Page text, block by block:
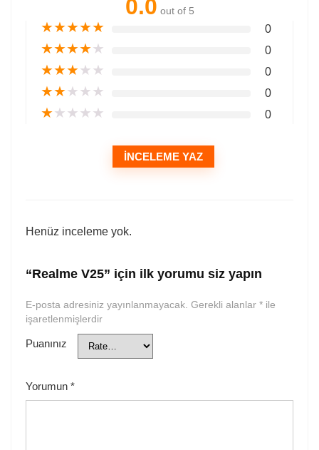
0.0 out of 5
★★★★★ 0
★★★★★ 0
★★★★★ 0
★★★★★ 0
★★★★★ 0
İNCELEME YAZ
Henüz inceleme yok.
“Realme V25” için ilk yorumu siz yapın
E-posta adresiniz yayınlanmayacak. Gerekli alanlar * ile
işaretlenmişlerdir
Puanınız
Yorumun *